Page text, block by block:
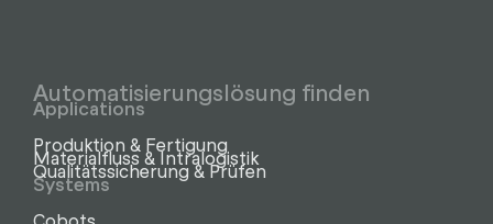
Automatisierungslösung finden
Applications
Produktion & Fertigung
Materialfluss & Intralogistik
Qualitätssicherung & Prüfen
Systems
Cobots